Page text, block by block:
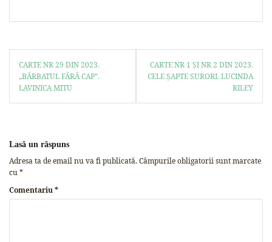
CARTE NR 29 DIN 2023.
„BĂRBATUL FĂRĂ CAP”.
LAVINICA MITU
CARTE NR 1 ȘI NR 2 DIN 2023.
CELE ȘAPTE SURORI. LUCINDA
RILEY
Lasă un răspuns
Adresa ta de email nu va fi publicată.Câmpurile obligatorii sunt marcate
cu*
Comentariu*